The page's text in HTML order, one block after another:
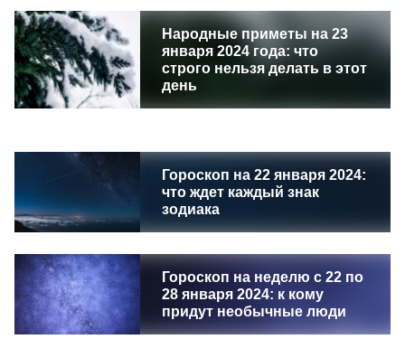
Народные приметы на 23
января 2024 года: что
строго нельзя делать в этот
день
Гороскоп на 22 января 2024:
что ждет каждый знак
зодиака
Гороскоп на неделю с 22 по
28 января 2024: к кому
придут необычные люди